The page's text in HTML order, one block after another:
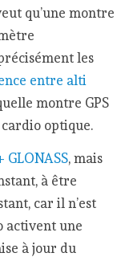
qu’une montre
les
entre alti
montre GPS
optique.
GLONASS, mais
à être
car il n’est
activent une
à jour du